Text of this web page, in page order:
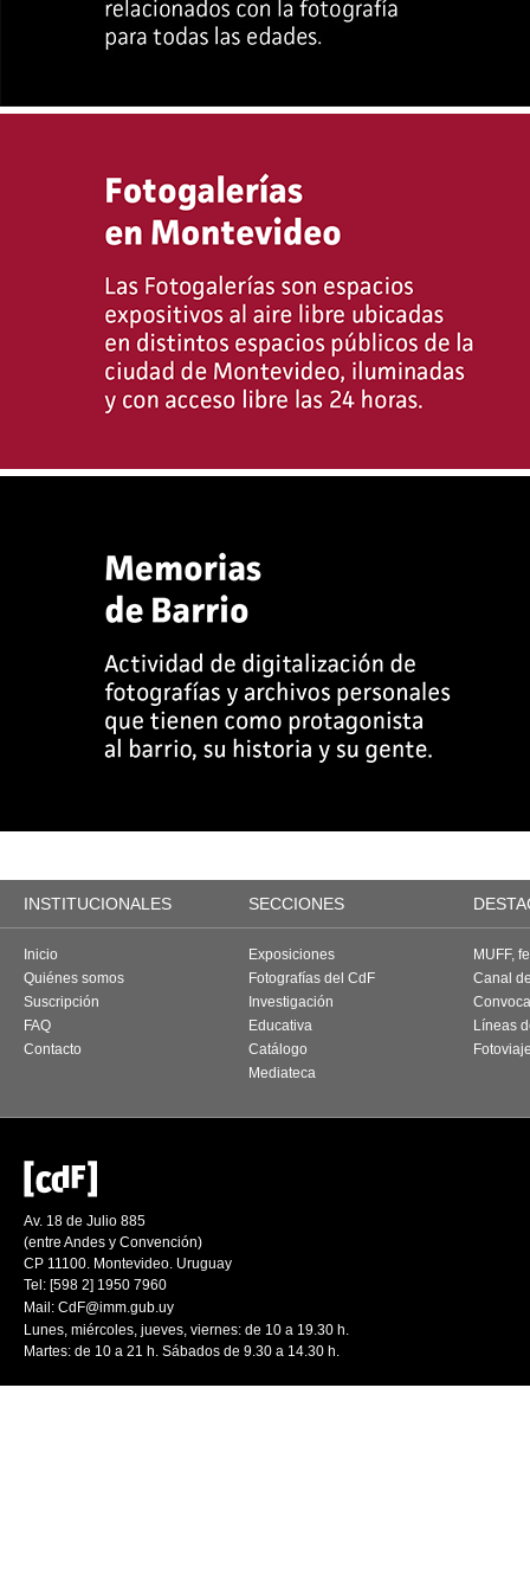
INSTITUCIONALES SECCIONES
Inicio
Quiénes somos
Suscripción
FAQ
Contacto
Exposiciones
Fotografías del CdF
Investigación
Educativa
Catálogo
Mediateca
MUFF,
Canal
Líneas
Av. 18 de Julio 885
(entre Andes y Convención)
CP 11100. Montevideo. Uruguay
Tel: [598 2] 1950 7960
Mail: CdF@imm.gub.uy
Lunes, miércoles, jueves, viernes: de 10 a 19.30 h.
Martes: de 10 a 21 h. Sábados de 9.30 a 14.30 h.